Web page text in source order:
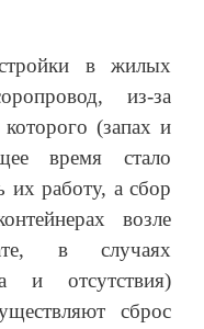
в жилых
из-за
(запах и
время стало
их работу, а сбор
возле
в случаях
и отсутствия)
сброс